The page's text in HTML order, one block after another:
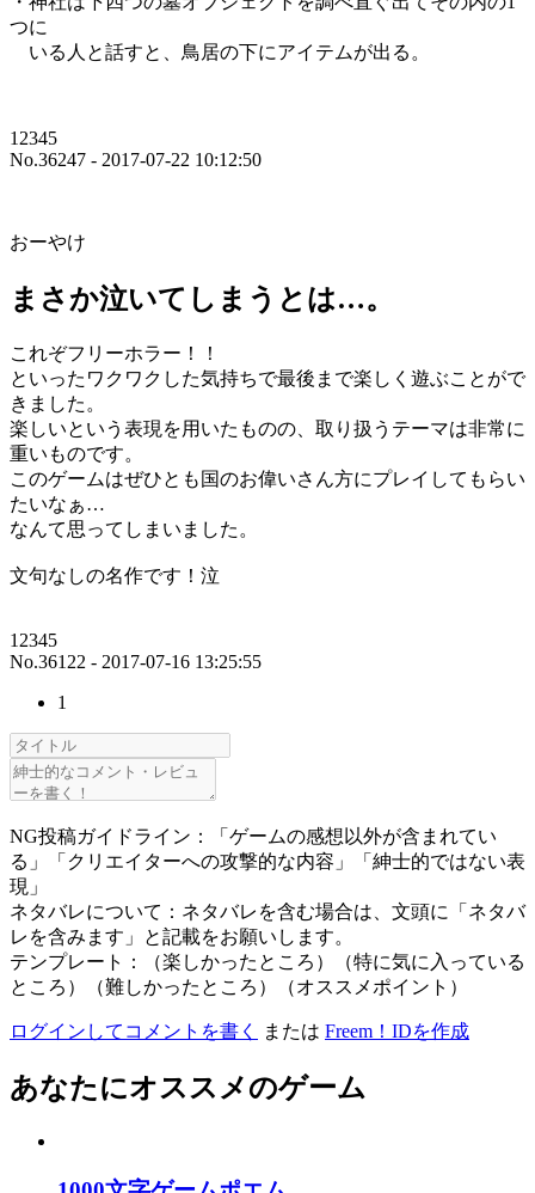
つに
いる人と話すと、鳥居の下にアイテムが出る。
12345
No.36247 - 2017-07-22 10:12:50
おーやけ
まさか泣いてしまうとは…。
これぞフリーホラー！！
といったワクワクした気持ちで最後まで楽しく遊ぶことがで
きました。
楽しいという表現を用いたものの、取り扱うテーマは非常に
重いものです。
このゲームはぜひとも国のお偉いさん方にプレイしてもらい
たいなぁ…
なんて思ってしまいました。
文句なしの名作です！泣
12345
No.36122 - 2017-07-16 13:25:55
1
NG投稿ガイドライン：「ゲームの感想以外が含まれてい
る」「クリエイターへの攻撃的な内容」「紳士的ではない表
現」
ネタバレについて：ネタバレを含む場合は、文頭に「ネタバ
レを含みます」と記載をお願いします。
テンプレート：（楽しかったところ）（特に気に入っている
ところ）（難しかったところ）（オススメポイント）
ログインしてコメントを書く または Freem！IDを作成
あなたにオススメのゲーム